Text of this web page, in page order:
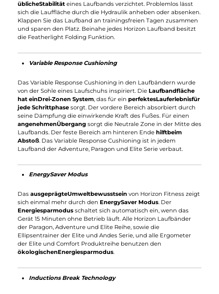
was sie sind. Innovative und intelligente Technologien sorgen
für eine leichte Bedienung, die Anfänger einen leichten
ermöglicht.
6 Argumente für Horizon Fitness
Jedes Horizon Laufband ist mit demdigitalen Antriebssystem
"Johnson Drive System"ausgestattet, das einegleichmäßige
Laufleistunggewährleistet. Das speziell entwickelte
ResponsiveDigitalDriveSystem kalibriert sich bei jedem Schritt
neu, und verhindert Ruckler und Hänger der Motoren.
Umdrehungen des Motorsbeugen Überhitzungen
mindern die Geräusche. Das Johnson Drive System ist unter
Featherlight Folding
Zusätzlich enthält ein Horizon Laufband das Featherlight
Folding. EinKlappsystem, dass alle
platzsparendenVorteilebietet , jedoch nicht auf die
üblicheStabilität eines Laufbands verzichtet. Problemlos lässt
sich die Lauffläche durch die Hydraulik anheben oder
Klappen Sie das Laufband an trainingsfreien Tagen
und sparen den Platz. Beinahe jedes Horizon Laufband besitzt
die Featherlight Folding Funktion.